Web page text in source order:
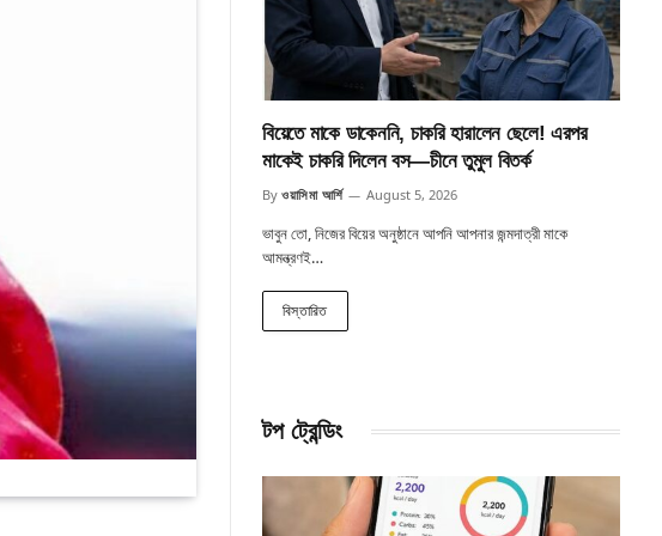
বিয়েতে মাকে ডাকেননি, চাকরি হারালেন ছেলে! এরপর
মাকেই চাকরি দিলেন বস—চীনে তুমুল বিতর্ক
By ওয়াসিমা আর্শি August 5, 2026
ভাবুন তো, নিজের বিয়ের অনুষ্ঠানে আপনি আপনার জন্মদাত্রী মাকে
আমন্ত্রণই…
বিস্তারিত
টপ ট্রেন্ডিং